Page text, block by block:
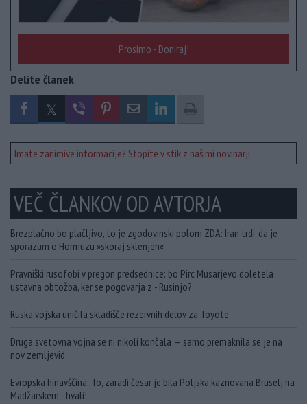
Prosimo - Doniraj!
Delite članek
Imate zanimive informacije? Stopite v stik z našimi novinarji.
VEČ ČLANKOV OD AVTORJA
Brezplačno bo plačljivo, to je zgodovinski polom ZDA: Iran trdi, da je
sporazum o Hormuzu »skoraj sklenjen«
Pravniški rusofobi v pregon predsednice: bo Pirc Musarjevo doletela
ustavna obtožba, ker se pogovarja z - Rusinjo?
Ruska vojska uničila skladišče rezervnih delov za Toyote
Druga svetovna vojna se ni nikoli končala — samo premaknila se je na
nov zemljevid
Evropska hinavščina: To, zaradi česar je bila Poljska kaznovana Bruselj na
Madžarskem - hvali!